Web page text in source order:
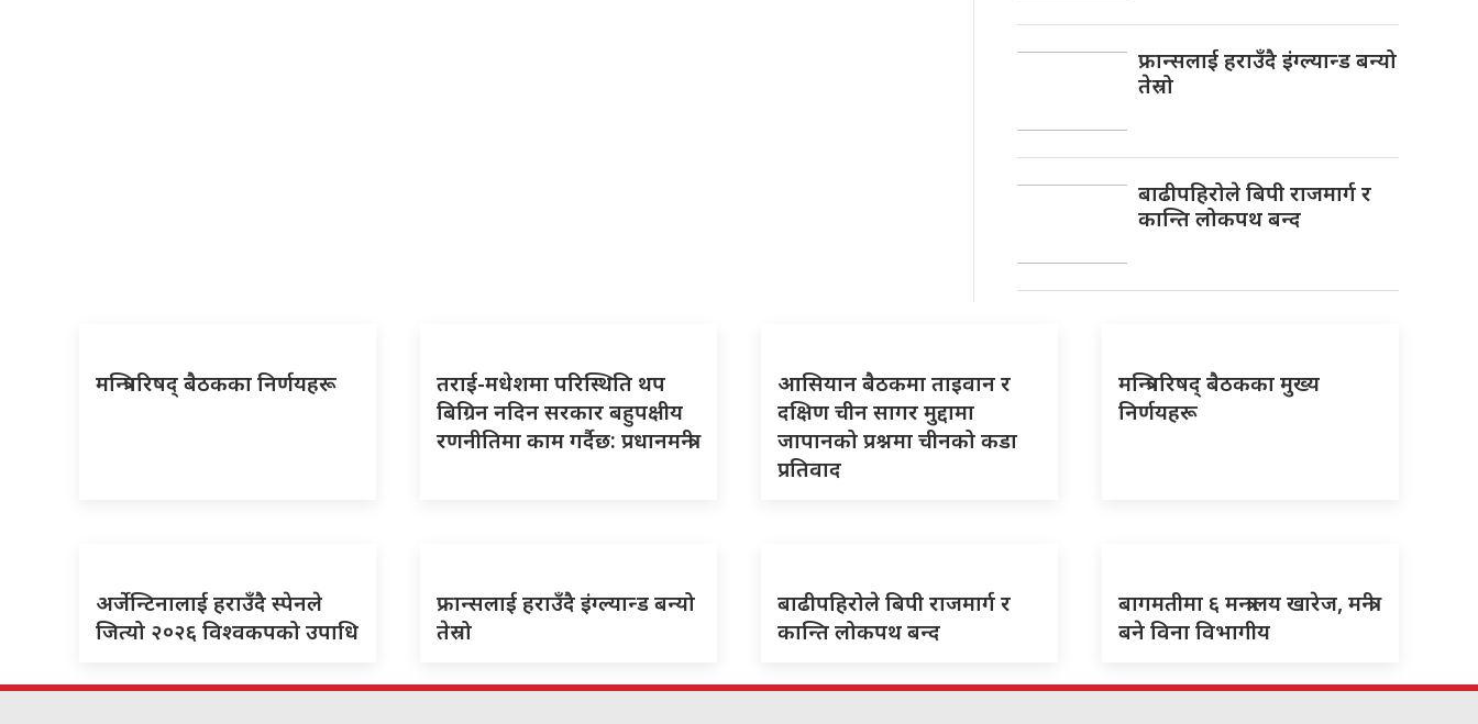
फ्रान्सलाई हराउँदै इंग्ल्यान्ड बन्यो
तेस्रो
बाढीपहिरोले बिपी राजमार्ग र
कान्ति लोकपथ बन्द
मन्त्रिपरिषद् बैठकका निर्णयहरू
तराई-मधेशमा परिस्थिति थप
बिग्रिन नदिन सरकार बहुपक्षीय
रणनीतिमा काम गर्दैछ: प्रधानमन्त्री
आसियान बैठकमा ताइवान र
दक्षिण चीन सागर मुद्दामा
जापानको प्रश्नमा चीनको कडा
प्रतिवाद
मन्त्रिपरिषद् बैठकका मुख्य
निर्णयहरू
अर्जेन्टिनालाई हराउँदै स्पेनले
जित्यो २०२६ विश्वकपको उपाधि
फ्रान्सलाई हराउँदै इंग्ल्यान्ड बन्यो
तेस्रो
बाढीपहिरोले बिपी राजमार्ग र
कान्ति लोकपथ बन्द
बागमतीमा ६ मन्त्रालय खारेज, मन्त्री
बने विना विभागीय